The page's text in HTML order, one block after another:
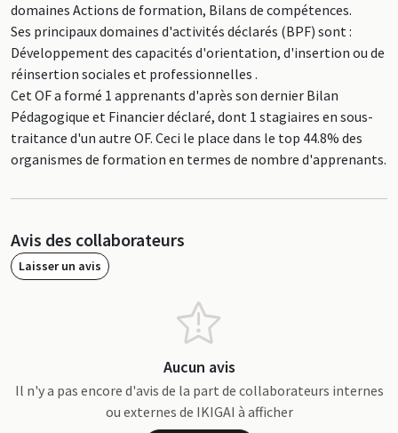
domaines Actions de formation, Bilans de compétences.
Ses principaux domaines d'activités déclarés (BPF) sont :
Développement des capacités d'orientation, d'insertion ou de
réinsertion sociales et professionnelles .
Cet OF a formé 1 apprenants d'après son dernier Bilan
Pédagogique et Financier déclaré, dont 1 stagiaires en sous-
traitance d'un autre OF. Ceci le place dans le top 44.8% des
organismes de formation en termes de nombre d'apprenants.
Avis des collaborateurs
Laisser un avis
Aucun avis
Il n'y a pas encore d'avis de la part de collaborateurs internes
ou externes de IKIGAI à afficher